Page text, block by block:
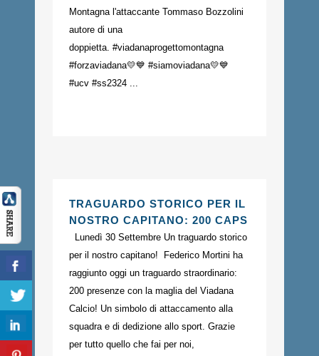
Montagna l'attaccante Tommaso Bozzolini
autore di una
doppietta. #viadanaprogettomontagna
#forzaviadana💛💙 #siamoviadana💛💙
#ucv #ss2324 ...
TRAGUARDO STORICO PER IL
NOSTRO CAPITANO: 200 CAPS
Lunedì 30 Settembre Un traguardo storico
per il nostro capitano! Federico Mortini ha
raggiunto oggi un traguardo straordinario:
200 presenze con la maglia del Viadana
Calcio! Un simbolo di attaccamento alla
squadra e di dedizione allo sport. Grazie
per tutto quello che fai per noi,